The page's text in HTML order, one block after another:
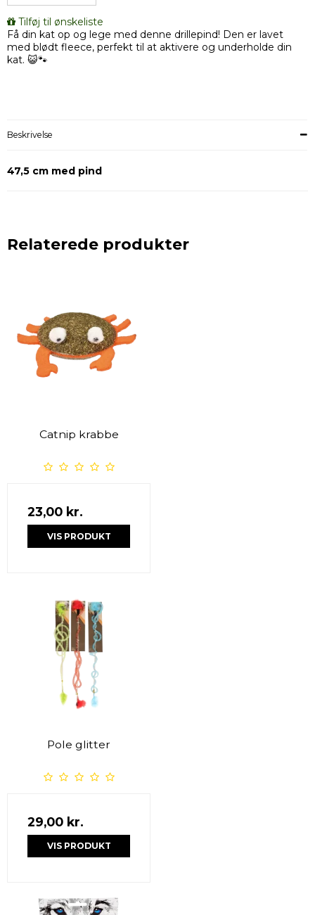
Tilføj til ønskeliste
Få din kat op og lege med denne drillepind! Den er lavet
med blødt fleece, perfekt til at aktivere og underholde din
kat. 😺🐾
Beskrivelse
47,5 cm med pind
Relaterede produkter
Catnip krabbe
23,00 kr.
VIS PRODUKT
Pole glitter
29,00 kr.
VIS PRODUKT